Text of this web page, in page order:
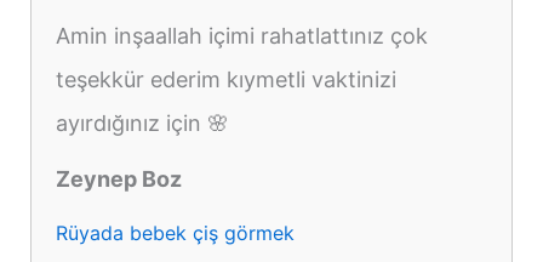
Amin inşaallah içimi rahatlattınız çok
teşekkür ederim kıymetli vaktinizi
ayırdığınız için 🌸
Zeynep Boz
Rüyada bebek çiş görmek